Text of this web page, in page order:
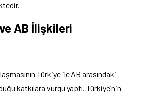
AB İlişkileri
Türkiye ile AB arasındaki
katkılara vurgu yaptı. Türkiye’nin